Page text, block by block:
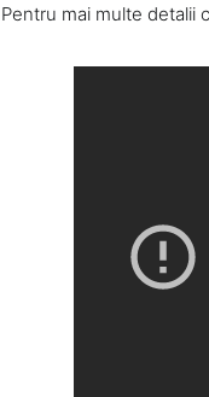
Pentru mai multe detalii